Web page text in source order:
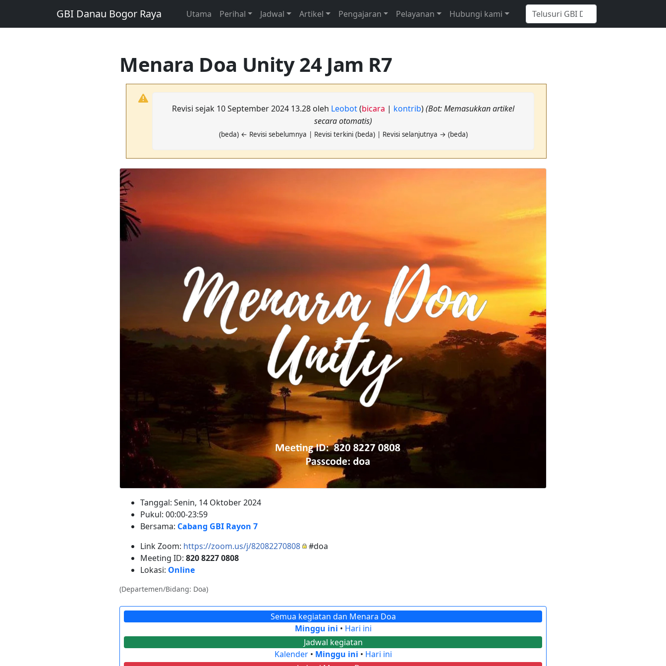
GBI Danau Bogor Raya Utama Perihal Jadwal Artikel Pengajaran Pelayanan Hubungi kami
Menara Doa Unity 24 Jam R7
Revisi sejak 10 September 2024 13.28 oleh Leobot(bicara | kontrib)(Bot: Memasukkan artikel
secara otomatis)
(beda) ← Revisi sebelumnya | Revisi terkini (beda) | Revisi selanjutnya → (beda)
Tanggal: Senin, 14 Oktober 2024
Pukul: 00:00-23:59
Bersama: Cabang GBI Rayon 7
Link Zoom: https://zoom.us/j/82082270808 #doa
Meeting ID: 820 8227 0808
Lokasi: Online
(Departemen/Bidang: Doa)
Semua kegiatan dan Menara Doa
Minggu ini • Hari ini
Jadwal kegiatan
Kalender• Minggu ini • Hari ini